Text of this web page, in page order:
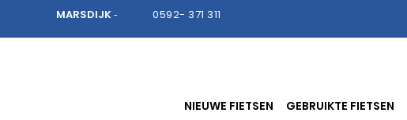
MARSDIJK - 0592- 371 311
NIEUWE FIETSEN GEBRUIKTE FIETSEN